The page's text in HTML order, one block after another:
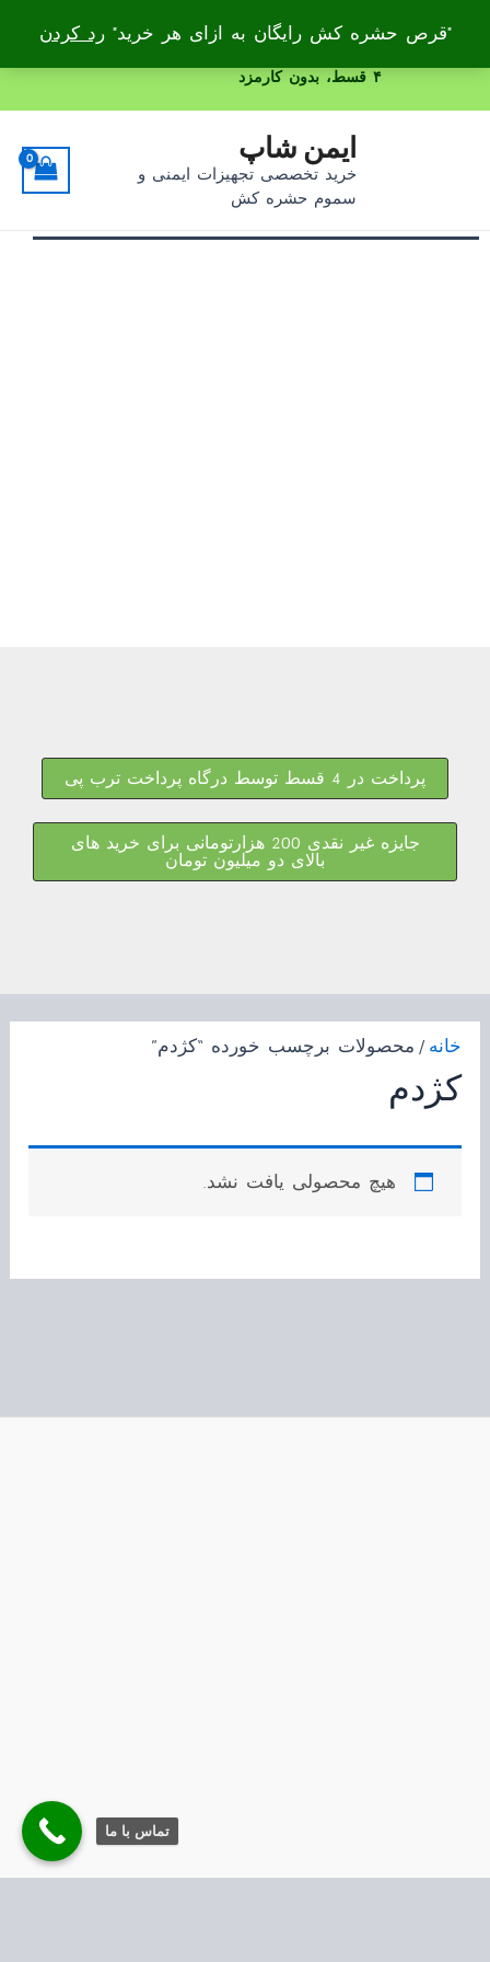
۴ قسط، بدون کارمزد
"قرص حشره کش رایگان به ازای هر خرید"رد کردن
به
ایمن شاپ
خرید تخصصی تجهیزات ایمنی و
سموم حشره کش
پرداخت در 4 قسط توسط درگاه پرداخت ترب پی
جایزه غیر نقدی 200 هزارتومانی برای خرید های
بالای دو میلیون تومان
خانه / محصولات برچسب خورده “کژدم”
کژدم
هیچ محصولی یافت نشد.
تماس با ما